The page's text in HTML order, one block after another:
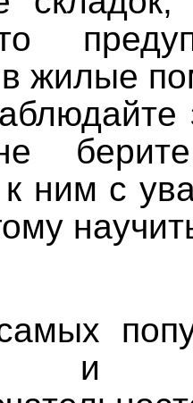
в жилые
к ним с
и